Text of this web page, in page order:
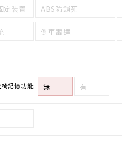
定裝置 ABS防鎖死
倒車雷達
椅記憶功能 無 有